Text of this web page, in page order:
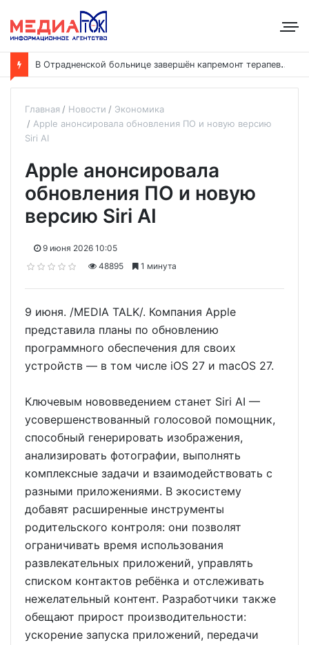
В
Отрадненской больнице завершён капремонт терапевтического корпуса
Главная Новости
Экономика
Apple анонсировала обновления ПО и новую версию
Siri AI
Apple анонсировала
обновления ПО и новую
версию Siri AI
9 июня 2026 10:05
48895
1 минута
9 июня. /MEDIA TALK/. Компания Apple
представила планы по обновлению
программного обеспечения для своих
устройств — в том числе iOS 27 и macOS 27.
Ключевым нововведением станет Siri AI —
усовершенствованный голосовой помощник,
способный генерировать изображения,
анализировать фотографии, выполнять
комплексные задачи и взаимодействовать с
разными приложениями. В экосистему
добавят расширенные инструменты
родительского контроля: они позволят
ограничивать время использования
развлекательных приложений, управлять
списком контактов ребёнка и отслеживать
нежелательный контент. Разработчики также
обещают прирост производительности:
ускорение запуска приложений, передачи